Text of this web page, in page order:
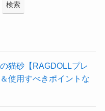
検索
猫砂【RAGDOLLプレ
使用すべきポイントな